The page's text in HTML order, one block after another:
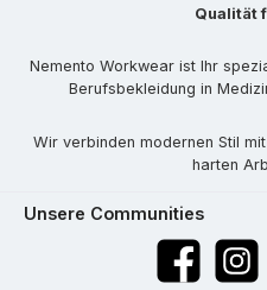
Qualität
Nemento Workwear ist Ihr
Berufsbekleidung in
Wir verbinden modernen Stil
harten
Unsere Communities
Facebook